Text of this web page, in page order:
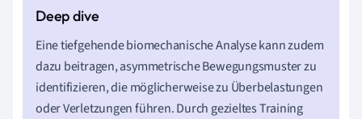
Eine tiefgehende biomechanische Analyse kann zudem
dazu beitragen, asymmetrische Bewegungsmuster zu
identifizieren, die möglicherweise zu Überbelastungen
oder Verletzungen führen. Durch gezieltes Training